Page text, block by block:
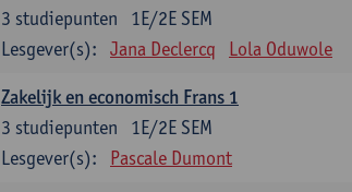
1E/2E SEM
3 studiepunten
Lesgever(s):
Jana Declercq Lola Oduwole
Zakelijk en economisch Frans 1
1E/2E SEM
3 studiepunten
Lesgever(s):
Pascale Dumont